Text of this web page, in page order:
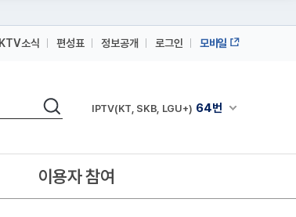
KTV소식 편성표 정보공개 로그인 모바일
검색 채널안내 펼쳐
IPTV(KT, SKB, LGU+) 64번
IPTV(KT, SKB, LGU+)
이용자 참여